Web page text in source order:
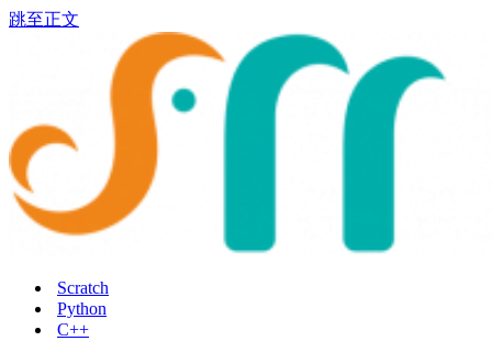
跳至正文
Scratch
Python
C++